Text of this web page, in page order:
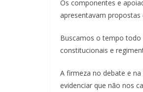
Os componentes e
apresentavam propostas
Buscamos o tempo todo
constitucionais e
A firmeza no debate e
evidenciar que não nos